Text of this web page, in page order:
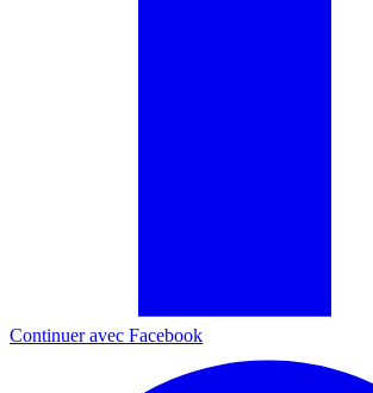
Continuer avec Facebook